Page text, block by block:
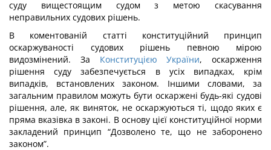
суду вищестоящим судом з метою скасування
неправильних судових рішень.
В коментованій статті конституційний принцип
оскаржуваності судових рішень певною мірою
видозмінений. За Конституцією України, оскарження
рішення суду забезпечується в усіх випадках, крім
випадків, встановлених законом. Іншими словами, за
загальним правилом можуть бути оскаржені будь-які судові
рішення, але, як виняток, не оскаржуються ті, щодо яких є
пряма вказівка в законі. В основу цієї конституційної норми
закладений принцип “Дозволено те, що не заборонено
законом”.